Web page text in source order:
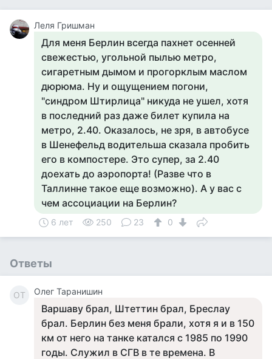
Леля Гришман
Для меня Берлин всегда пахнет осенней
свежестью, угольной пылью метро,
сигаретным дымом и прогорклым маслом
дюрюма. Ну и ощущением погони,
"синдром Штирлица" никуда не ушел, хотя
в последний раз даже билет купила на
метро, 2.40. Оказалось, не зря, в автобусе
в Шенефельд водительша сказала пробить
его в компостере. Это супер, за 2.40
доехать до аэропорта! (Разве что в
Таллинне такое еще возможно). А у вас с
чем ассоциации на Берлин?
6 лет 250 23 0
Ответы
ОТ Олег Таранишин
Варшаву брал, Штеттин брал, Бреслау
брал. Берлин без меня брали, хотя я и в 150
км от него на танке катался с 1985 по 1990
годы. Служил в СГВ в те времена. В